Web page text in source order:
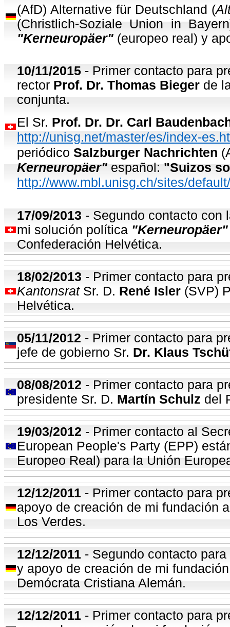
(AfD) Alternative für Deutschland (
(Christlich-Soziale Union in
"Kerneuropäer" (europeo real) y
10/11/2015 - Primer contacto para
rector Prof. Dr. Thomas Bieger de
conjunta.
El Sr. Prof. Dr. Dr. Carl
http://unisg.net/master/es/index-
periódico Salzburger Nachrichten
Kerneuropäer" español: "Suizos
http://www.mbl.unisg.ch/sites/
17/09/2013 - Segundo contacto con
mi solución política "Kerneuropäer"
Confederación Helvética.
18/02/2013 - Primer contacto para
KantonsratSr. D. René Isler (SVP)
Helvética.
05/11/2012 - Primer contacto para
jefe de gobierno Sr. Dr. Klaus
08/08/2012 - Primer contacto para
presidente Sr. D. Martín Schulz del
19/03/2012 - Primer contacto al
European People's Party (EPP)
Europeo Real) para la Unión
12/12/2011 - Primer contacto para
apoyo de creación de mi fundación
Los Verdes.
12/12/2011 - Segundo contacto
y apoyo de creación de mi
Demócrata Cristiana Alemán.
12/12/2011 - Primer contacto para